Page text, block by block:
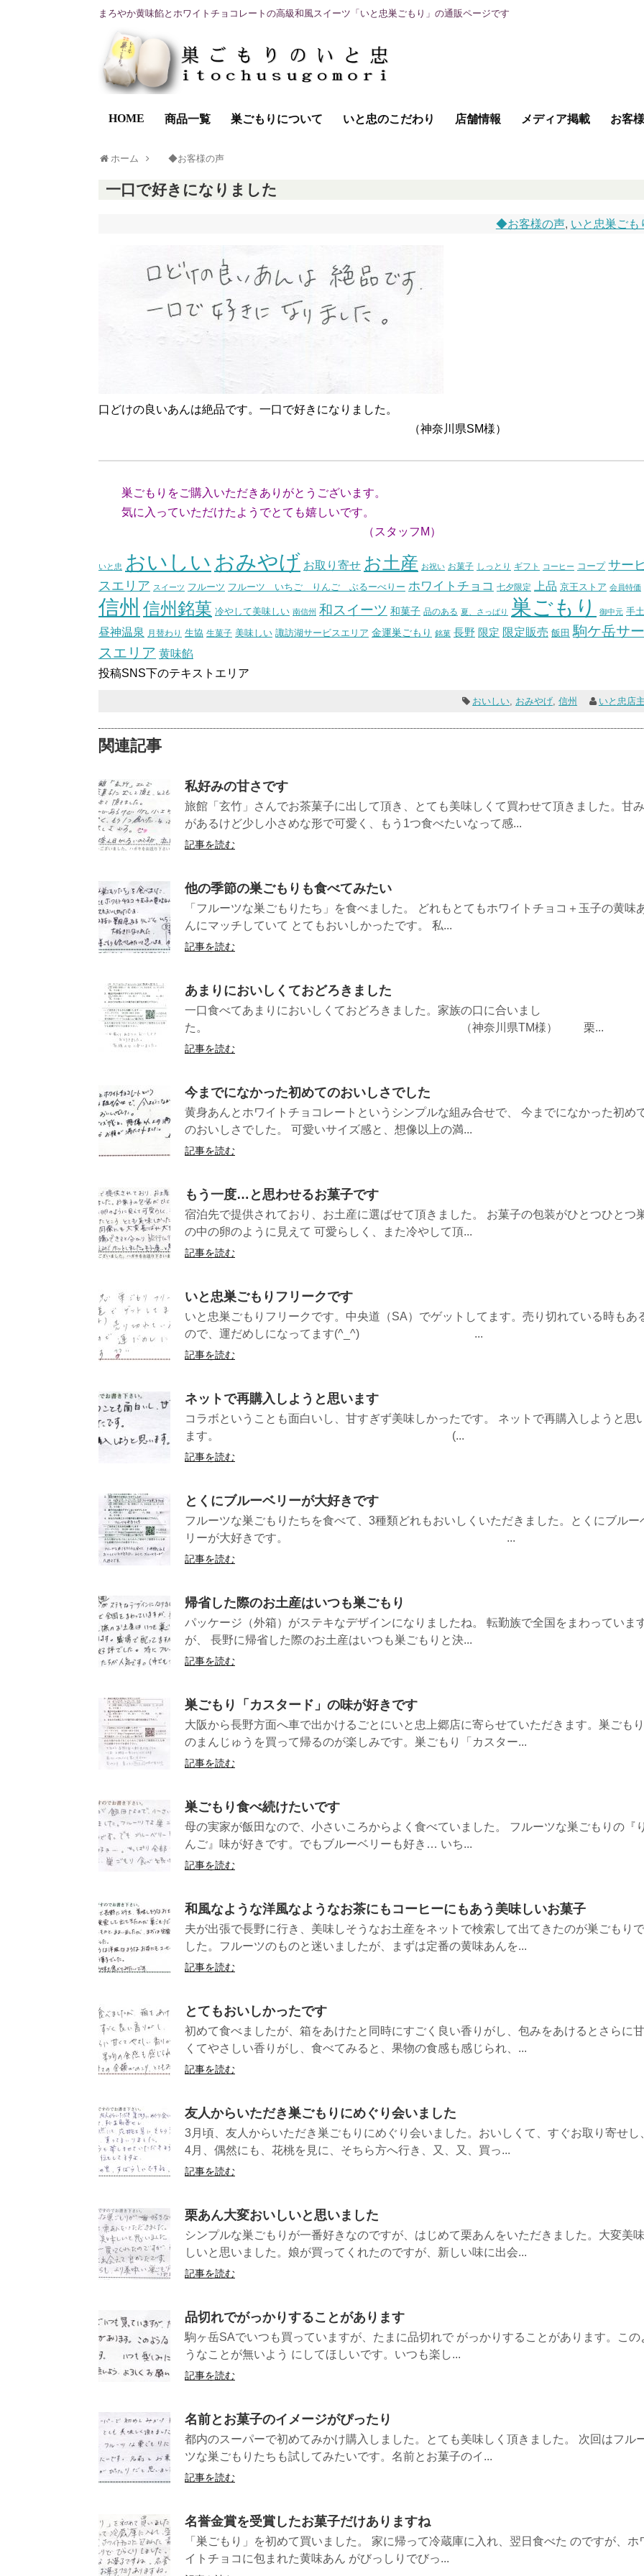
まろやか黄味餡とホワイトチョコレートの高級和風スイーツ「いと忠巣ごもり」の通販ページです
HOME 商品一覧 巣ごもりについて いと忠のこだわり 店舗情報 メディア掲載 お客
ホーム ◆お客様の声
一口で好きになりました
◆お客様の声, いと忠巣ごも
口どけの良いあんは絶品です。一口で好きになりました。
（神奈川県SM様）
巣ごもりをご購入いただきありがとうございます。
気に入っていただけたようでとても嬉しいです。
（スタッフM）
いと忠 おいしい おみやげ お取り寄せ お土産 お祝い お菓子 しっとり ギフト コーヒー コープ サー
スエリア スイーツ フルーツ フルーツ いちご りんご ぶるーべりー ホワイトチョコ 七夕限定 上品 京王ストア 会員特価
信州 信州銘菓 冷やして美味しい 南信州 和スイーツ 和菓子 品のある 夏、さっぱり 巣ごもり 御中元 手
昼神温泉 月替わり 生協 生菓子 美味しい 諏訪湖サービスエリア 金運巣ごもり 銘菓 長野 限定 限定販売 飯田 駒ケ岳サ
スエリア 黄味餡
投稿SNS下のテキストエリア
おいしい, おみやげ,信州 いと忠店
関連記事
私好みの甘さです
旅館「玄竹」さんでお茶菓子に出して頂き、とても美味しくて買わせて頂きました。甘み
があるけど少し小さめな形で可愛く、もう1つ食べたいなって感...
記事を読む
他の季節の巣ごもりも食べてみたい
「フルーツな巣ごもりたち」を食べました。 どれもとてもホワイトチョコ＋玉子の黄味
んにマッチしていて とてもおいしかったです。 私...
記事を読む
あまりにおいしくておどろきました
一口食べてあまりにおいしくておどろきました。家族の口に合いまし
た。 （神奈川県TM様） 栗...
記事を読む
今までになかった初めてのおいしさでした
黄身あんとホワイトチョコレートというシンプルな組み合せで、 今までになかった初め
のおいしさでした。 可愛いサイズ感と、想像以上の満...
記事を読む
もう一度…と思わせるお菓子です
宿泊先で提供されており、お土産に選ばせて頂きました。 お菓子の包装がひとつひとつ
の中の卵のように見えて 可愛らしく、また冷やして頂...
記事を読む
いと忠巣ごもりフリークです
いと忠巣ごもりフリークです。中央道（SA）でゲットしてます。売り切れている時もあ
ので、運だめしになってます(^_^) ...
記事を読む
ネットで再購入しようと思います
コラボということも面白いし、甘すぎず美味しかったです。 ネットで再購入しようと思
ます。 (...
記事を読む
とくにブルーベリーが大好きです
フルーツな巣ごもりたちを食べて、3種類どれもおいしくいただきました。とくにブルー
リーが大好きです。 ...
記事を読む
帰省した際のお土産はいつも巣ごもり
パッケージ（外箱）がステキなデザインになりましたね。 転勤族で全国をまわっていま
が、 長野に帰省した際のお土産はいつも巣ごもりと決...
記事を読む
巣ごもり「カスタード」の味が好きです
大阪から長野方面へ車で出かけるごとにいと忠上郷店に寄らせていただきます。巣ごもり
のまんじゅうを買って帰るのが楽しみです。巣ごもり「カスター...
記事を読む
巣ごもり食べ続けたいです
母の実家が飯田なので、小さいころからよく食べていました。 フルーツな巣ごもりの『
んご』味が好きです。でもブルーベリーも好き… いち...
記事を読む
和風なような洋風なようなお茶にもコーヒーにもあう美味しいお菓子
夫が出張で長野に行き、美味しそうなお土産をネットで検索して出てきたのが巣ごもりで
した。フルーツのものと迷いましたが、まずは定番の黄味あんを...
記事を読む
とてもおいしかったです
初めて食べましたが、箱をあけたと同時にすごく良い香りがし、包みをあけるとさらに甘
くてやさしい香りがし、食べてみると、果物の食感も感じられ、...
記事を読む
友人からいただき巣ごもりにめぐり会いました
3月頃、友人からいただき巣ごもりにめぐり会いました。おいしくて、すぐお取り寄せし
4月、偶然にも、花桃を見に、そちら方へ行き、又、又、買っ...
記事を読む
栗あん大変おいしいと思いました
シンプルな巣ごもりが一番好きなのですが、はじめて栗あんをいただきました。大変美味
しいと思いました。娘が買ってくれたのですが、新しい味に出会...
記事を読む
品切れでがっかりすることがあります
駒ヶ岳SAでいつも買っていますが、たまに品切れで がっかりすることがあります。この
うなことが無いよう にしてほしいです。いつも楽し...
記事を読む
名前とお菓子のイメージがぴったり
都内のスーパーで初めてみかけ購入しました。とても美味しく頂きました。 次回はフル
ツな巣ごもりたちも試してみたいです。名前とお菓子のイ...
記事を読む
名誉金賞を受賞したお菓子だけありますね
「巣ごもり」を初めて買いました。 家に帰って冷蔵庫に入れ、翌日食べた のですが、ホ
イトチョコに包まれた黄味あん がびっしりでびっ...